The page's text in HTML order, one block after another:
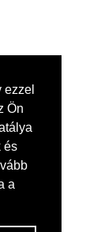
Ön
és
a